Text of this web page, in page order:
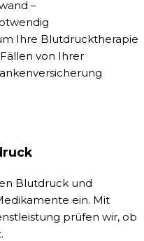
–
Ihre Blutdrucktherapie
von Ihrer
Blutdruck und
ein. Mit
prüfen wir, ob